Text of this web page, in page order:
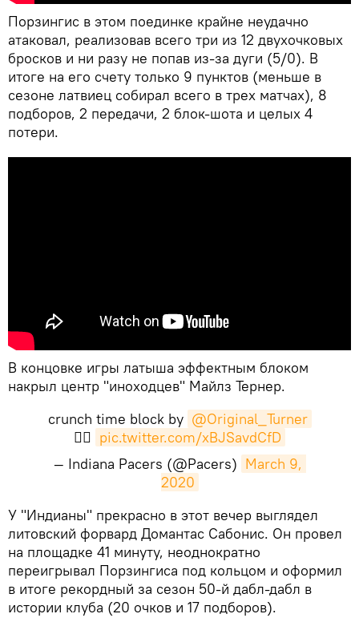
Порзингис в этом поединке крайне неудачно
атаковал, реализовав всего три из 12 двухочковых
бросков и ни разу не попав из-за дуги (5/0). В
итоге на его счету только 9 пунктов (меньше в
сезоне латвиец собирал всего в трех матчах), 8
подборов, 2 передачи, 2 блок-шота и целых 4
потери.
В концовке игры латыша эффектным блоком
накрыл центр "иноходцев" Майлз Тернер.
crunch time block by @Original_Turner
✋🏾 pic.twitter.com/xBJSavdCfD
— Indiana Pacers (@Pacers) March 9,
2020
​У "Индианы" прекрасно в этот вечер выглядел
литовский форвард Домантас Сабонис. Он провел
на площадке 41 минуту, неоднократно
переигрывал Порзингиса под кольцом и оформил
в итоге рекордный за сезон 50-й дабл-дабл в
истории клуба (20 очков и 17 подборов).